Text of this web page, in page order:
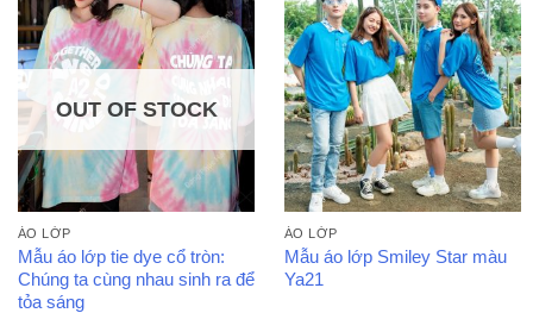
OUT OF STOCK
ÁO LỚP
Mẫu áo lớp tie dye cổ tròn:
Chúng ta cùng nhau sinh ra để
tỏa sáng
ÁO LỚP
Mẫu áo lớp Smiley Star màu
Ya21